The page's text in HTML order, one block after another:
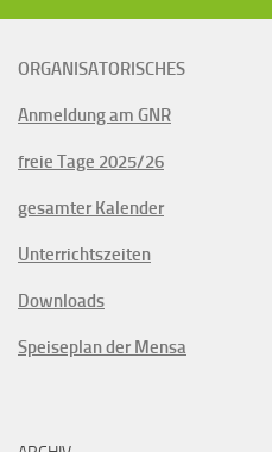
ORGANISATORISCHES
Anmeldung am GNR
freie Tage 2025/26
gesamter Kalender
Unterrichtszeiten
Downloads
Speiseplan der Mensa